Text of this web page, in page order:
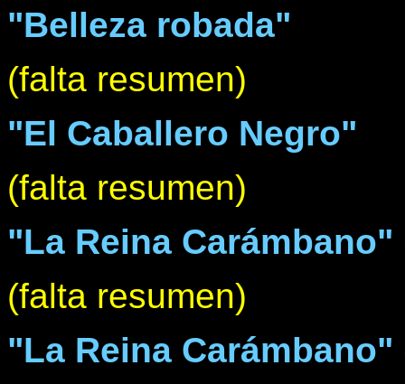
"Belleza robada"
(falta resumen)
"El Caballero Negro"
(falta resumen)
"La Reina Carámbano"
(falta resumen)
"La Reina Carámbano"